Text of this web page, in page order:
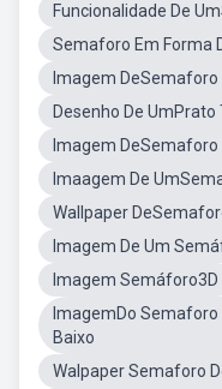
Funcionalidade De
Semaforo Em Forma
Imagem
Desenho De
Imagem DeSemaforo
Imaagem De
Wallpaper
Imagem De Um
Imagem Semáforo3D
ImagemDo Semaforo
Baixo
Walpaper Semaforo